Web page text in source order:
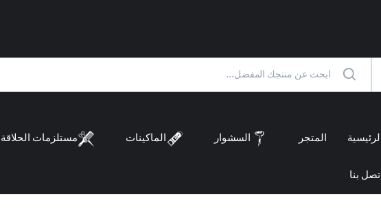
الرئيسية المتجر السشوار الماكينات مستلزمات الحلاقة
إتصل بنا